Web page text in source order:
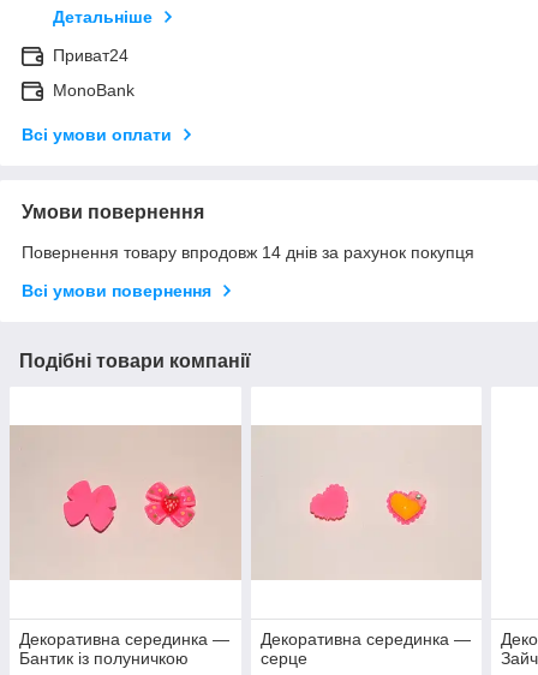
Детальніше
Приват24
MonoBank
Всі умови оплати
Умови повернення
Повернення товару впродовж 14 днів за рахунок покупця
Всі умови повернення
Подібні товари компанії
Декоративна серединка —
Бантик із полуничкою
Декоративна серединка —
серце